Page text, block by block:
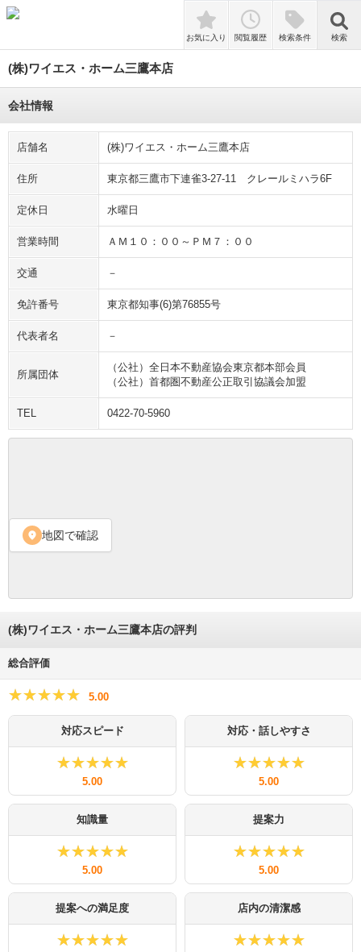
検索
お気に入り 閲覧履歴 検索条件 検索
(株)ワイエス・ホーム三鷹本店
会社情報
店舗名 (株)ワイエス・ホーム三鷹本店
住所 東京都三鷹市下連雀3-27-11 クレールミハラ6F
定休日 水曜日
営業時間 ＡＭ１０：００～ＰＭ７：００
交通 －
免許番号 東京都知事(6)第76855号
代表者名 －
所属団体
（公社）全日本不動産協会東京都本部会員
（公社）首都圏不動産公正取引協議会加盟
TEL 0422-70-5960
location_on 地図で確認
(株)ワイエス・ホーム三鷹本店の評判
総合評価
★★★★★
★★★★★ 5.00
対応スピード
★★★★★
★★★★★
5.00
対応・話しやすさ
★★★★★
★★★★★
5.00
知識量
★★★★★
★★★★★
5.00
提案力
★★★★★
★★★★★
5.00
提案への満足度
★★★★★
★★★★★
店内の清潔感
★★★★★
★★★★★